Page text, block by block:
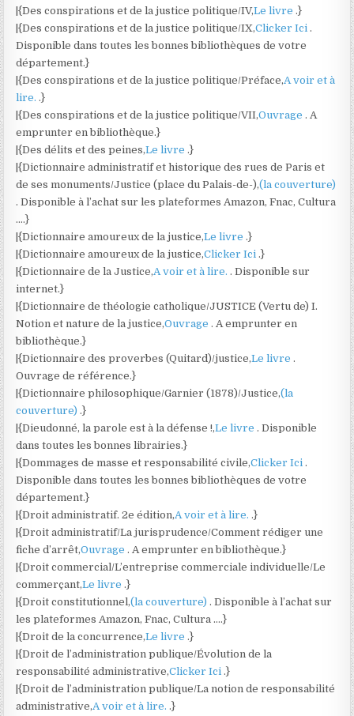
|{Des conspirations et de la justice politique/IV,Le livre .}
|{Des conspirations et de la justice politique/IX,Clicker Ici .
Disponible dans toutes les bonnes bibliothèques de votre
département.}
|{Des conspirations et de la justice politique/Préface,A voir et à
lire. .}
|{Des conspirations et de la justice politique/VII,Ouvrage . A
emprunter en bibliothèque.}
|{Des délits et des peines,Le livre .}
|{Dictionnaire administratif et historique des rues de Paris et
de ses monuments/Justice (place du Palais-de-),(la couverture)
. Disponible à l’achat sur les plateformes Amazon, Fnac, Cultura
….}
|{Dictionnaire amoureux de la justice,Le livre .}
|{Dictionnaire amoureux de la justice,Clicker Ici .}
|{Dictionnaire de la Justice,A voir et à lire. . Disponible sur
internet.}
|{Dictionnaire de théologie catholique/JUSTICE (Vertu de) I.
Notion et nature de la justice,Ouvrage . A emprunter en
bibliothèque.}
|{Dictionnaire des proverbes (Quitard)/justice,Le livre .
Ouvrage de référence.}
|{Dictionnaire philosophique/Garnier (1878)/Justice,(la
couverture) .}
|{Dieudonné, la parole est à la défense !,Le livre . Disponible
dans toutes les bonnes librairies.}
|{Dommages de masse et responsabilité civile,Clicker Ici .
Disponible dans toutes les bonnes bibliothèques de votre
département.}
|{Droit administratif. 2e édition,A voir et à lire. .}
|{Droit administratif/La jurisprudence/Comment rédiger une
fiche d’arrêt,Ouvrage . A emprunter en bibliothèque.}
|{Droit commercial/L’entreprise commerciale individuelle/Le
commerçant,Le livre .}
|{Droit constitutionnel,(la couverture) . Disponible à l’achat sur
les plateformes Amazon, Fnac, Cultura ….}
|{Droit de la concurrence,Le livre .}
|{Droit de l’administration publique/Évolution de la
responsabilité administrative,Clicker Ici .}
|{Droit de l’administration publique/La notion de responsabilité
administrative,A voir et à lire. .}